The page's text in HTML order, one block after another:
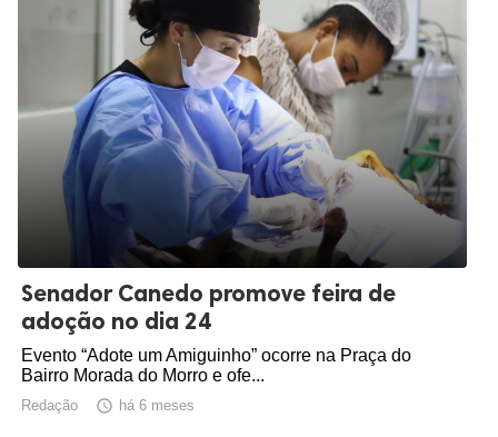
Senador Canedo promove feira de
adoção no dia 24
Evento “Adote um Amiguinho” ocorre na Praça do
Bairro Morada do Morro e ofe...
Redação  há 6 meses